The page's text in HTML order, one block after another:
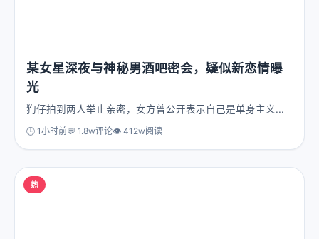
某女星深夜与神秘男酒吧密会，疑似新恋情曝
光
狗仔拍到两人举止亲密，女方曾公开表示自己是单身主义...
🕒 1小时前💬 1.8w评论👁️ 412w阅读
热